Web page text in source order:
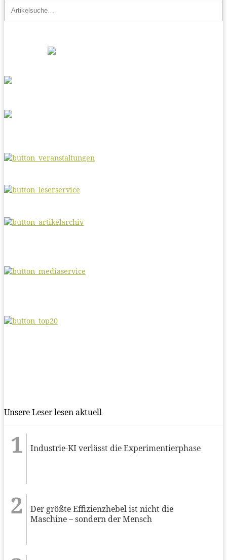
Unsere Leser lesen aktuell
Industrie-KI verlässt die Experimentierphase
Der größte Effizienzhebel ist nicht die
Maschine – sondern der Mensch